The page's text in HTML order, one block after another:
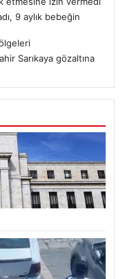
9 aylık bebeğin
Sarıkaya gözaltına